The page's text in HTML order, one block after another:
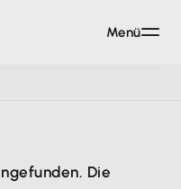
Die
Menü